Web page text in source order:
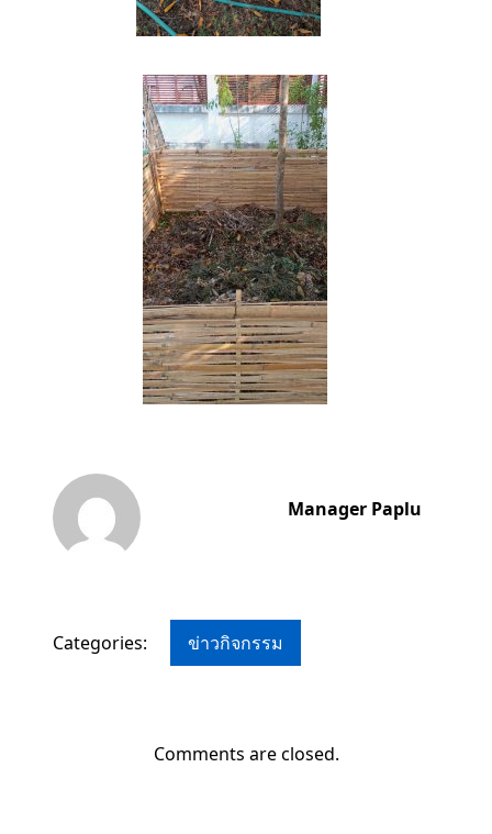
Manager Paplu
Categories: ข่าวกิจกรรม
Comments are closed.